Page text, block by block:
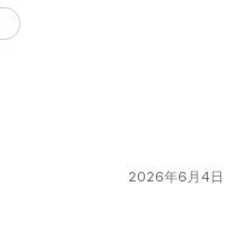
2026年6月4日